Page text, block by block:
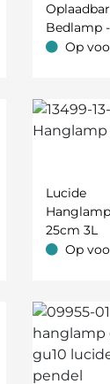
Bedlamp -
Accu/
Messing
OpOp
Lucide
25cm 3L
OpOp